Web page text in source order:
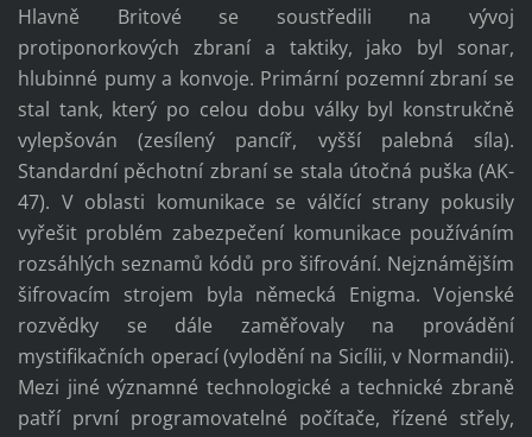
Hlavně Britové se soustředili na vývoj
protiponorkových zbraní a taktiky, jako byl sonar,
hlubinné pumy a konvoje. Primární pozemní zbraní se
stal tank, který po celou dobu války byl konstrukčně
vylepšován (zesílený pancíř, vyšší palebná síla).
Standardní pěchotní zbraní se stala útočná puška (AK-
47). V oblasti komunikace se válčící strany pokusily
vyřešit problém zabezpečení komunikace používáním
rozsáhlých seznamů kódů pro šifrování. Nejznámějším
šifrovacím strojem byla německá Enigma. Vojenské
rozvědky se dále zaměřovaly na provádění
mystifikačních operací (vylodění na Sicílii, v Normandii).
Mezi jiné významné technologické a technické zbraně
patří první programovatelné počítače, řízené střely,